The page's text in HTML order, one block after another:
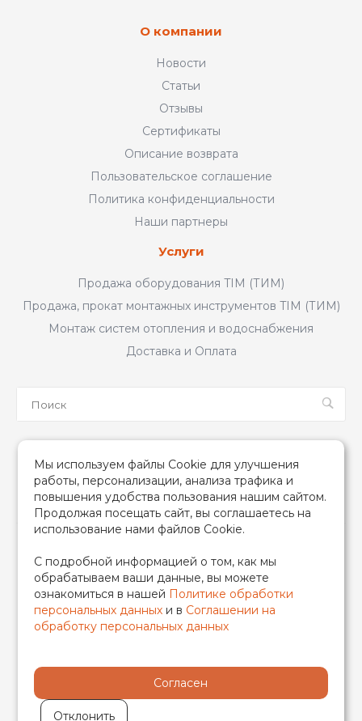
О компании
Новости
Статьи
Отзывы
Сертификаты
Описание возврата
Пользовательское соглашение
Политика конфиденциальности
Наши партнеры
Услуги
Продажа оборудования TIM (ТИМ)
Продажа, прокат монтажных инструментов TIM (ТИМ)
Монтаж систем отопления и водоснабжения
Доставка и Оплата
2026 © TIM (ТИМ) Инженерная сантехника, Все права
защищены
ИП Гончаренко Надежда Николаевна
500708528433/319500700011740
Мы используем файлы Cookie для улучшения
работы, персонализации, анализа трафика и
повышения удобства пользования нашим сайтом.
Продолжая посещать сайт, вы соглашаетесь на
использование нами файлов Cookie.
С подробной информацией о том, как мы
обрабатываем ваши данные, вы можете
ознакомиться в нашей Политике обработки
персональных данных и в Соглашении на
обработку персональных данных
Согласен
Отклонить